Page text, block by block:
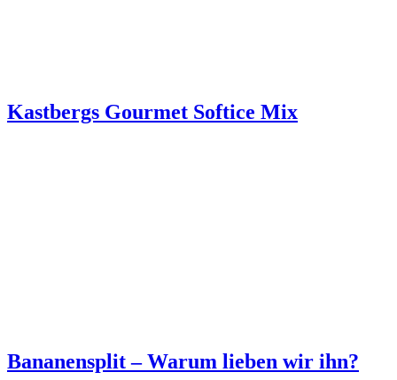
Kastbergs Gourmet Softice Mix
Bananensplit – Warum lieben wir ihn?